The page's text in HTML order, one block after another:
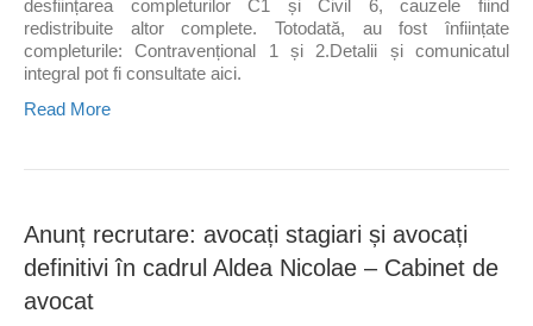
desființarea completurilor C1 și Civil 6, cauzele fiind
redistribuite altor complete. Totodată, au fost înființate
completurile: Contravențional 1 și 2.Detalii și comunicatul
integral pot fi consultate aici.
Read More
Anunț recrutare: avocați stagiari și avocați
definitivi în cadrul Aldea Nicolae – Cabinet de
avocat